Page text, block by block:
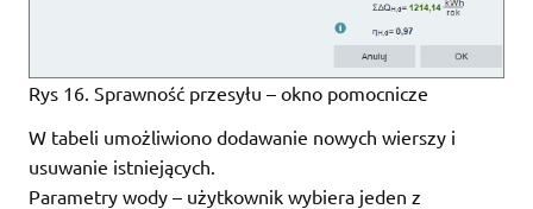
Rys 16. Sprawność przesyłu – okno pomocnicze
W tabeli umożliwiono dodawanie nowych wierszy i
usuwanie istniejących.
Parametry wody – użytkownik wybiera jeden z